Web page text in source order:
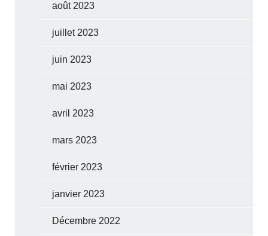
août 2023
juillet 2023
juin 2023
mai 2023
avril 2023
mars 2023
février 2023
janvier 2023
Décembre 2022